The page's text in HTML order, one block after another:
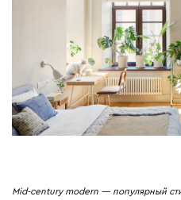
Mid-century modern — популярный